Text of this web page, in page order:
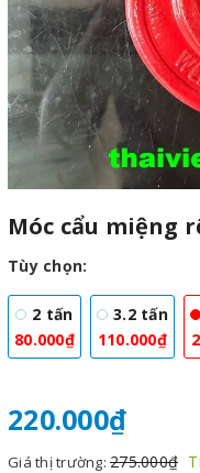
Móc cẩu miệng
Tùy chọn:
2 tấn
80.000₫
3.2 tấn
110.000₫
220.000₫
Giá thị trường: 275.000₫